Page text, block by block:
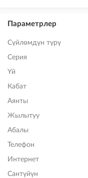
Параметрлер
Сүйлөмдүн түрү
Серия
Үй
Кабат
Аянты
Жылытуу
Абалы
Телефон
Интернет
Сантүйүн